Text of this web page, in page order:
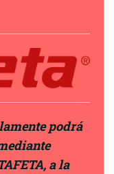
podrá
a la